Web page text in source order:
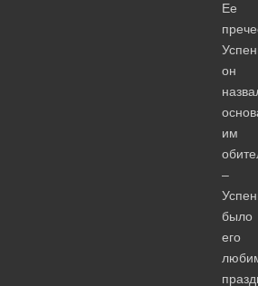
Ее
он
им
–
было
его